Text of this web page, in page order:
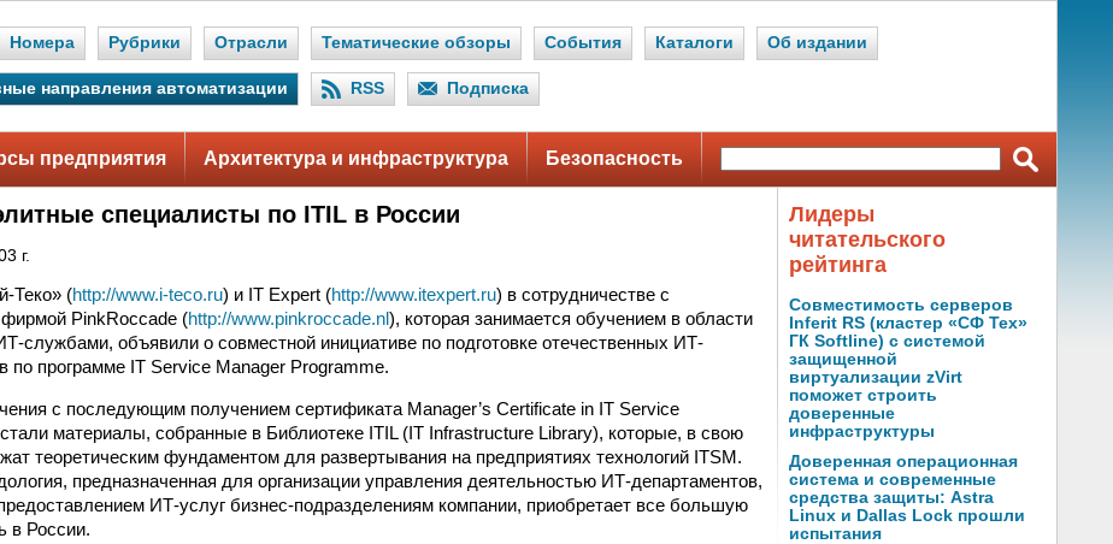
Номера Рубрики Отрасли Тематические обзоры События Каталоги Об издании
направления автоматизации RSS Подписка
предприятия Архитектура и инфраструктура Безопасность
специалисты по ITIL в России
г.
Теко» (http://www.i-teco.ru) и IT Expert (http://www.itexpert.ru) в сотрудничестве с
фирмой PinkRoccade (http://www.pinkroccade.nl), которая занимается обучением в области
службами, объявили о совместной инициативе по подготовке отечественных ИТ-
по программе IT Service Manager Programme.
с последующим получением сертификата Manager’s Certificate in IT Service
материалы, собранные в Библиотеке ITIL (IT Infrastructure Library), которые, в свою
теоретическим фундаментом для развертывания на предприятиях технологий ITSM.
предназначенная для организации управления деятельностью ИТ-департаментов,
ИТ-услуг бизнес-подразделениям компании, приобретает все большую
в России.
Лидеры
читательского
рейтинга
Совместимость серверов
Inferit RS (кластер «СФ Тех»
ГК Softline) с системой
защищенной
виртуализации zVirt
поможет строить
доверенные
инфраструктуры
Доверенная операционная
система и современные
средства защиты: Astra
Linux и Dallas Lock прошли
испытания